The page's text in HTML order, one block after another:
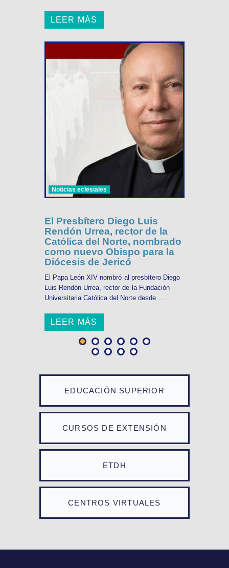
EDUCACIÓN SUPERIOR
CURSOS DE EXTENSIÓN
ETDH
CENTROS VIRTUALES
LEER MÁS
Noticias eclesiales
El Presbítero Diego Luis
Rendón Urrea, rector de la
Católica del Norte, nombrado
como nuevo Obispo para la
Diócesis de Jericó
El Papa León XIV nombró al presbítero Diego
Luis Rendón Urrea, rector de la Fundación
Universitaria Católica del Norte desde ...
LEER MÁS